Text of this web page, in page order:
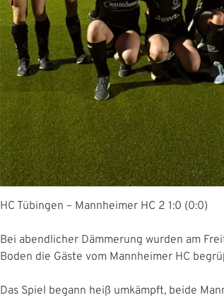
HC Tübingen – Mannheimer HC 2 1:0 (0:0)
Bei abendlicher Dämmerung wurden am
Boden die Gäste vom Mannheimer HC
Das Spiel begann heiß umkämpft, beide